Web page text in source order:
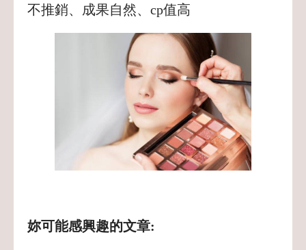
不推銷、成果自然、cp值高
妳可能感興趣的文章: